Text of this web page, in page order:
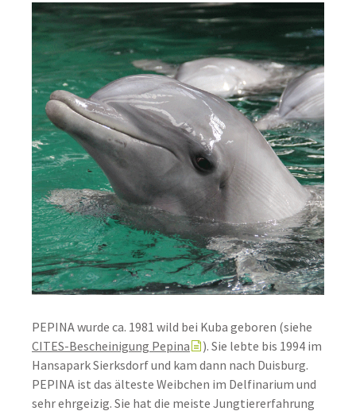
PEPINA wurde ca. 1981 wild bei Kuba geboren (siehe
CITES-Bescheinigung Pepina
). Sie lebte bis 1994 im
Hansapark Sierksdorf und kam dann nach Duisburg.
PEPINA ist das älteste Weibchen im Delfinarium und
sehr ehrgeizig. Sie hat die meiste Jungtiererfahrung